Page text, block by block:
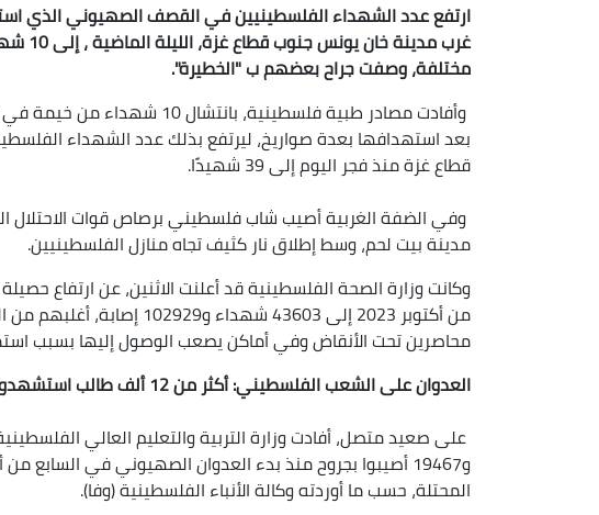
ارتفع عدد الشهداء الفلسطينيين في القصف الصهيوني الذي
غرب
مختلفة، وصفت جراح بعضهم ب "الخطيرة".
وأفادت مصادر طبية فلسطينية،
بعد استهدافها بعدة صواريخ، ليرتفع بذلك عدد الشهداء
قطاع غزة منذ فجر اليوم إلى 39 شهيدًا.
وفي الضفة الغربية أصيب شاب فلسطيني برصاص قوات الاحتلال
مدينة بيت لحم، وسط إطلاق نار كثيف تجاه منازل الفلسطينيين.
وكانت وزارة الصحة الفلسطينية قد أعلنت الاثنين، عن ارتفاع
من أكتوبر 2023 إلى 43603 شهداء
محاصرين تحت الأنقاض وفي أماكن يصعب الوصول إليها بسبب
العدوان على الشعب الفلسطيني: أكثر من 12 ألف طالب استشهدوا منذ أكتوبر 2023
المحتلة، حسب ما أوردته وكالة الأنباء الفلسطينية (وفا).